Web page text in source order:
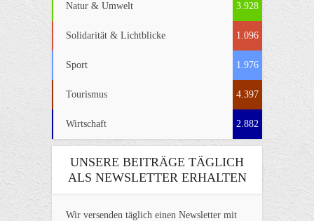
Natur & Umwelt 3.928
Solidarität & Lichtblicke 1.096
Sport 1.976
Tourismus 4.397
Wirtschaft 2.882
UNSERE BEITRÄGE TÄGLICH
ALS NEWSLETTER ERHALTEN
Wir versenden täglich einen Newsletter mit